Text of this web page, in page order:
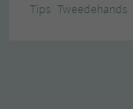
Tips Tweedehands